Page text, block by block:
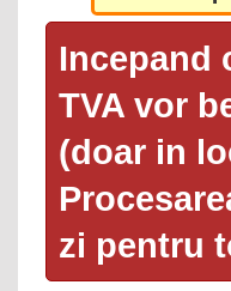
Incepand
TVA vor
(doar in
zi pentru